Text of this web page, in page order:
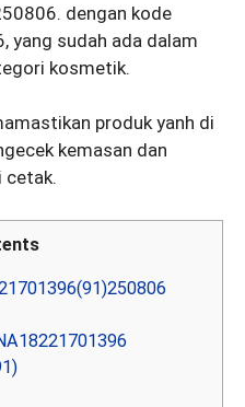
dengan kode
yang sudah ada dalam
kosmetik.
produk yanh di
kemasan dan
cetak.